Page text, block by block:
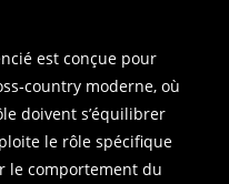
est conçue pour
moderne, où
doivent s’équilibrer
le rôle spécifique
le comportement du